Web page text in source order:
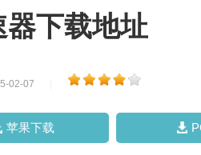
下载地址
02-07
苹果下载